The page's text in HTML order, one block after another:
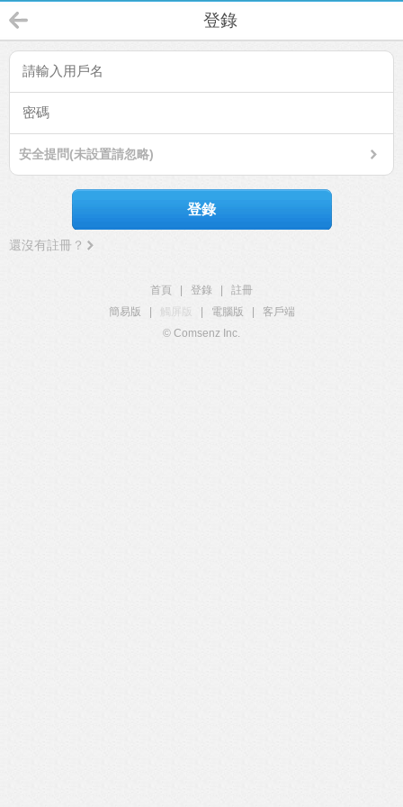
登錄
安全提問(未設置請忽略)
登錄
還沒有註冊？
首頁 登錄
註冊
簡易版
觸屏版 電腦版
客戶端
© Comsenz Inc.